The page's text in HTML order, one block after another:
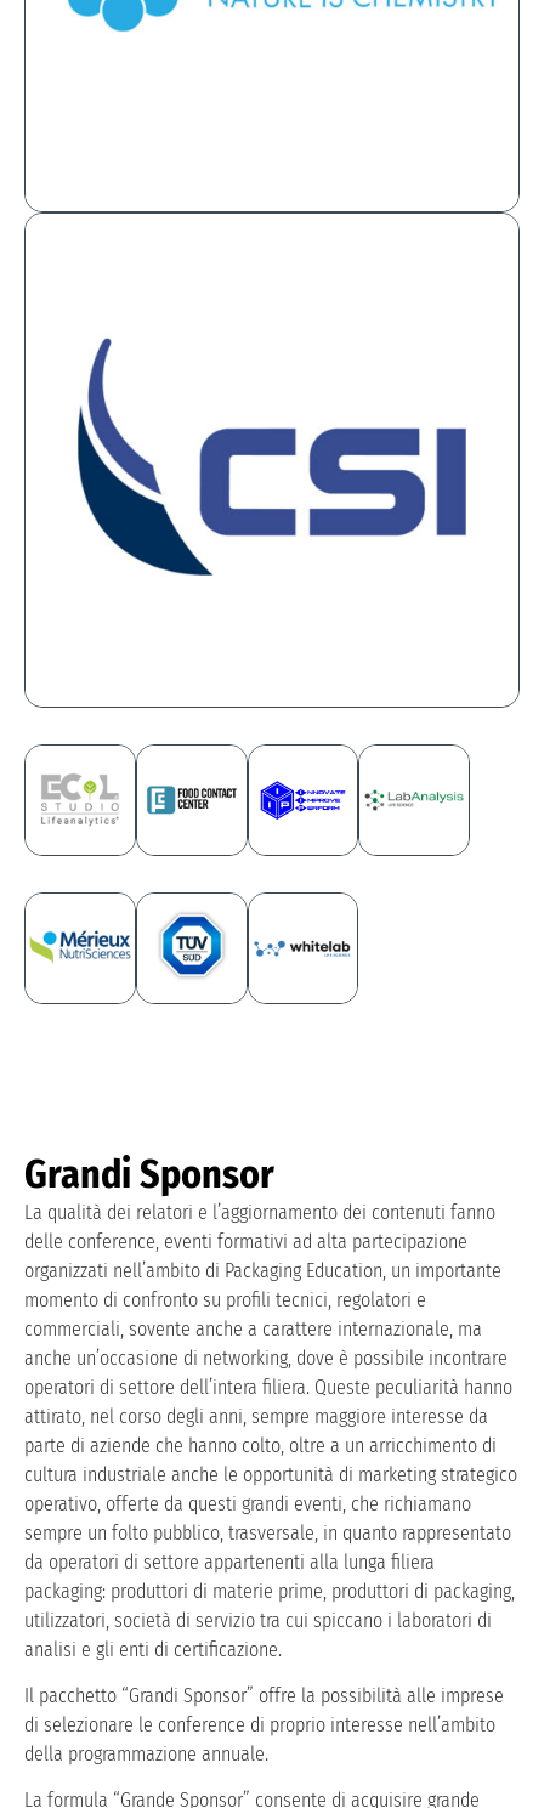
Grandi Sponsor
La qualità dei relatori e l’aggiornamento dei contenuti fanno
delle conference, eventi formativi ad alta partecipazione
organizzati nell’ambito di Packaging Education, un importante
momento di confronto su profili tecnici, regolatori e
commerciali, sovente anche a carattere internazionale, ma
anche un’occasione di networking, dove è possibile incontrare
operatori di settore dell’intera filiera. Queste peculiarità hanno
attirato, nel corso degli anni, sempre maggiore interesse da
parte di aziende che hanno colto, oltre a un arricchimento di
cultura industriale anche le opportunità di marketing strategico
operativo, offerte da questi grandi eventi, che richiamano
sempre un folto pubblico, trasversale, in quanto rappresentato
da operatori di settore appartenenti alla lunga filiera
packaging: produttori di materie prime, produttori di packaging,
utilizzatori, società di servizio tra cui spiccano i laboratori di
analisi e gli enti di certificazione.
Il pacchetto “Grandi Sponsor” offre la possibilità alle imprese
di selezionare le conference di proprio interesse nell’ambito
della programmazione annuale.
La formula “Grande Sponsor” consente di acquisire grande